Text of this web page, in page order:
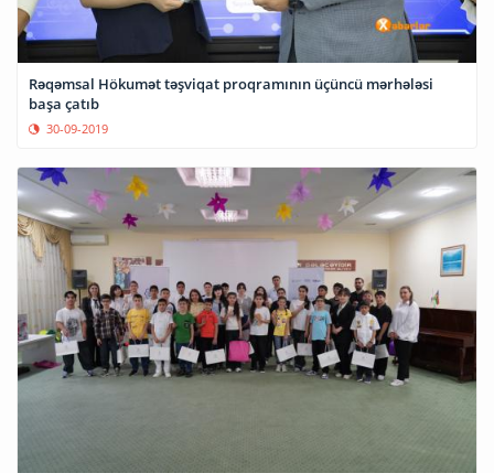
Rəqəmsal Hökumət təşviqat proqramının üçüncü mərhələsi
başa çatıb
30-09-2019